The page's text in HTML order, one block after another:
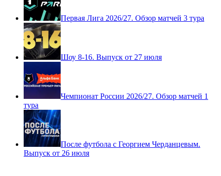
Первая Лига 2026/27. Обзор матчей 3 тура
Шоу 8-16. Выпуск от 27 июля
Чемпионат России 2026/27. Обзор матчей 1
тура
После футбола с Георгием Черданцевым.
Выпуск от 26 июля